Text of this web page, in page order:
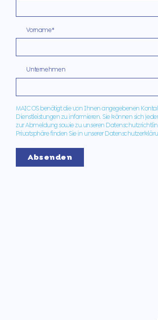
Vorname*
Unternehmen
MAIC OS benötigt die von Ihnen angegebenen
Dienstleistungen zu informieren. Sie können sich
zur Abmeldung sowie zu unseren
Privatsphäre finden Sie in unserer